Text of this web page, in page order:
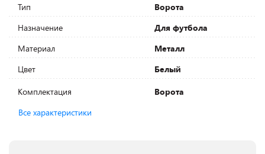
Тип
Ворота
Назначение
Для футбола
Материал
Металл
Цвет
Белый
Комплектация
Ворота
Все характеристики